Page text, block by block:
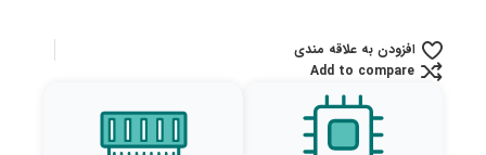
افزودن به علاقه مندی
Add to compare